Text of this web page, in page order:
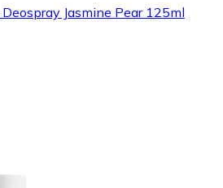
Jasmine Pear 125ml